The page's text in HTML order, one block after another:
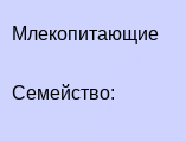
Млекопитающие
Семейство: